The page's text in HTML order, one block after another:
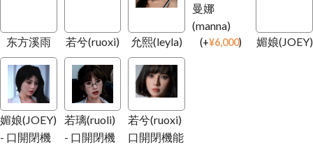
东方溪雨 若兮(ruoxi) 允熙(leyla)
曼娜
(manna)
(+¥6,000) 媚娘(JOEY)
媚娘(JOEY)
- 口開閉機
若璃(ruoli)
- 口開閉機
若兮(ruoxi)
口開閉機能